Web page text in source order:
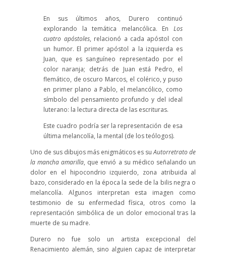
En sus últimos años, Durero continuó
explorando la temática melancólica. En Los
cuatro apóstoles, relacionó a cada apóstol con
un humor. El primer apóstol a la izquierda es
Juan, que es sanguíneo representado por el
color naranja; detrás de Juan está Pedro, el
flemático, de oscuro Marcos, el colérico, y puso
en primer plano a Pablo, el melancólico, como
símbolo del pensamiento profundo y del ideal
luterano: la lectura directa de las escrituras.
Este cuadro podría ser la representación de esa
última melancolía, la mental (de los teólogos).
Uno de sus dibujos más enigmáticos es suAutorretrato de
la mancha amarilla, que envió a su médico señalando un
dolor en el hipocondrio izquierdo, zona atribuida al
bazo, considerado en la época la sede de la bilis negra o
melancolía. Algunos interpretan esta imagen como
testimonio de su enfermedad física, otros como la
representación simbólica de un dolor emocional tras la
muerte de su madre.
Durero no fue solo un artista excepcional del
Renacimiento alemán, sino alguien capaz de interpretar